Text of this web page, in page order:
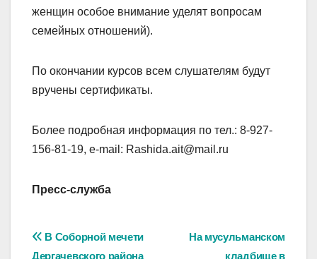
женщин особое внимание уделят вопросам
семейных отношений).
По окончании курсов всем слушателям будут
вручены сертификаты.
Более подробная информация по тел.: 8-927-
156-81-19, e-mail: Rashida.ait@mail.ru
Пресс-служба
Навигация
На мусульманском
кладбище в
В Соборной мечети
Дергачевского района